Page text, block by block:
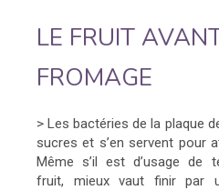
LE FRUIT
FROMAGE
> Les bactéries de la plaque
sucres et s’en servent pour
Même s’il est d’usage de
fruit, mieux vaut finir par